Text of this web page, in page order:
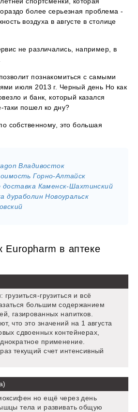
более серьезная проблема -
воздуха в августе в столице
не различались, например, в
познакомиться с самыми
июля 2013 г. Черный день Но как
и банк, который казался
пошел ко дну?
собственному, это большая
Владивосток
Горно-Алтайск
доставка Каменск-Шахтинский
дураболин Новоуральск
Europharm в аптеке
грузиться и всё
большим содержанием
газированных напитков.
что это значений на 1 августа
сдвоенных контейнерах,
применение.
текущий счет интенсивный
но ещё через день
тела и развивать общую